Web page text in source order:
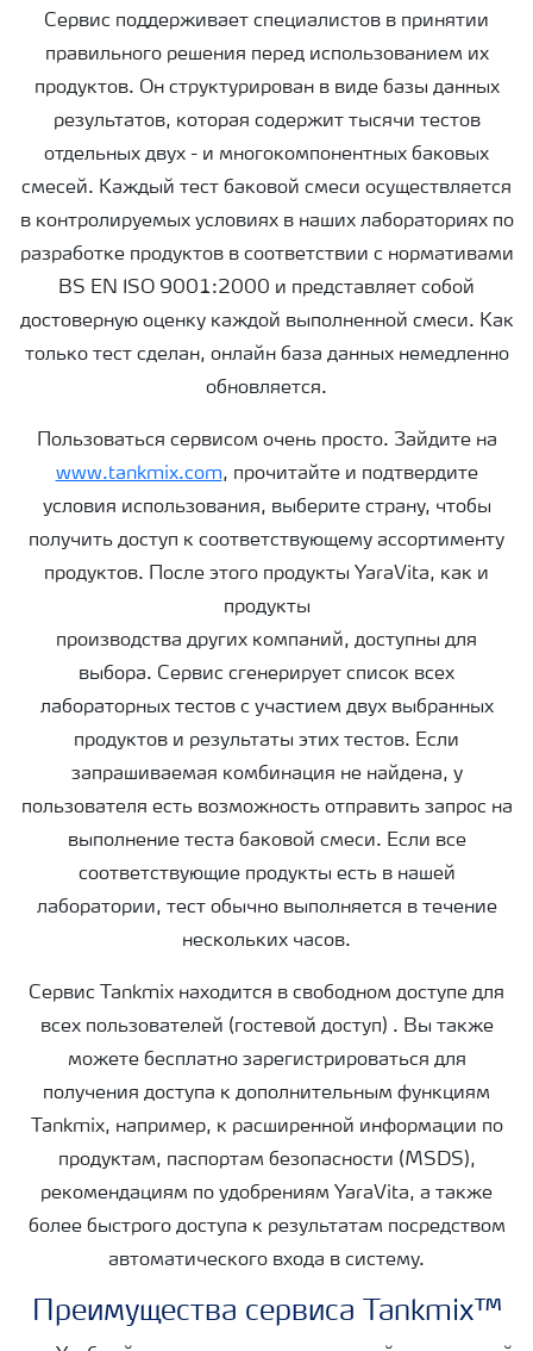
Хранение удобрений и их безопасность
Сервис поддерживает специалистов в принятии
правильного решения перед использованием их
продуктов. Он структурирован в виде базы данных
результатов, которая содержит тысячи тестов
отдельных двух - и многокомпонентных баковых
смесей. Каждый тест баковой смеси осуществляется
в контролируемых условиях в наших лабораториях по
разработке продуктов в соответствии с нормативами
BS EN ISO 9001:2000 и представляет собой
достоверную оценку каждой выполненной смеси. Как
только тест сделан, онлайн база данных немедленно
обновляется.
Пользоваться сервисом очень просто. Зайдите на
www.tankmix.com, прочитайте и подтвердите
условия использования, выберите страну, чтобы
получить доступ к соответствующему ассортименту
продуктов. После этого продукты YaraVita, как и
продукты
производства других компаний, доступны для
выбора. Сервис сгенерирует список всех
лабораторных тестов с участием двух выбранных
продуктов и результаты этих тестов. Если
запрашиваемая комбинация не найдена, у
пользователя есть возможность отправить запрос на
выполнение теста баковой смеси. Если все
соответствующие продукты есть в нашей
лаборатории, тест обычно выполняется в течение
нескольких часов.
Сервис Tankmix находится в свободном доступе для
всех пользователей (гостевой доступ) . Вы также
можете бесплатно зарегистрироваться для
получения доступа к дополнительным функциям
Tankmix, например, к расширенной информации по
продуктам, паспортам безопасности (MSDS),
рекомендациям по удобрениям YaraVita, а также
более быстрого доступа к результатам посредством
автоматического входа в систему.
Преимущества сервиса Tankmix™